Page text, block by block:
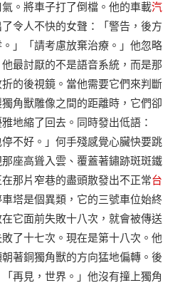
。將車子打了倒檔。他的車載汽
令人不快的女聲：「警告，後方
」「請考慮放棄治療。」他忽略
最討厭的不是語音系統，而是那
的後視鏡。當他需要它們來判斷
角獸雕像之間的距離時，它們卻
地縮了回去。同時發出低語：
停不好。」何手殘感覺心臟快要跳
座高聳入雲、覆蓋著鏽跡斑斑鐵
那片窄巷的盡頭散發出不正常台
塔是個異類，它的三號車位始終
它面前失敗十八次，就會被傳送
了十七次。現在是第十八次。他
著銅獨角獸的方向猛地偏轉。後
再見，世界。」他沒有撞上獨角